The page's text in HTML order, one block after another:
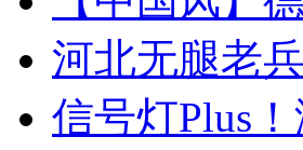
河北无腿老
信号灯Plus